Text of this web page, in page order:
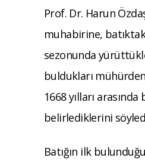
Prof. Dr. Harun
muhabirine,
sezonunda
buldukları
1668 yılları arasında
belirlediklerini
Batığın ilk